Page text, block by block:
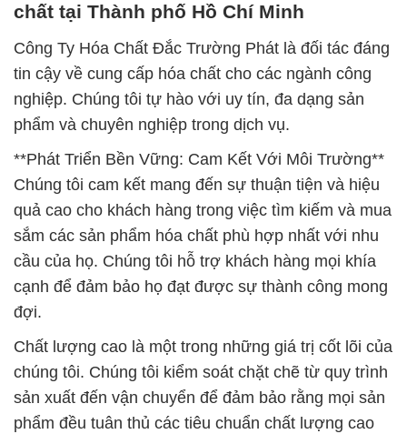
chất tại Thành phố Hồ Chí Minh
Công Ty Hóa Chất Đắc Trường Phát là đối tác đáng
tin cậy về cung cấp hóa chất cho các ngành công
nghiệp. Chúng tôi tự hào với uy tín, đa dạng sản
phẩm và chuyên nghiệp trong dịch vụ.
**Phát Triển Bền Vững: Cam Kết Với Môi Trường**
Chúng tôi cam kết mang đến sự thuận tiện và hiệu
quả cao cho khách hàng trong việc tìm kiếm và mua
sắm các sản phẩm hóa chất phù hợp nhất với nhu
cầu của họ. Chúng tôi hỗ trợ khách hàng mọi khía
cạnh để đảm bảo họ đạt được sự thành công mong
đợi.
Chất lượng cao là một trong những giá trị cốt lõi của
chúng tôi. Chúng tôi kiểm soát chặt chẽ từ quy trình
sản xuất đến vận chuyển để đảm bảo rằng mọi sản
phẩm đều tuân thủ các tiêu chuẩn chất lượng cao